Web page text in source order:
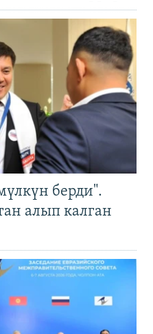
берди".
алып калган